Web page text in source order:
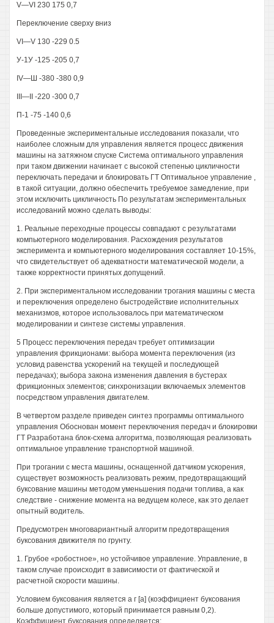
V—VI 230 175 0,7
Переключение сверху вниз
VI—V 130 -229 0.5
У-1У -125 -205 0,7
IV—Ш -380 -380 0,9
III—II -220 -300 0,7
П-1 -75 -140 0,6
Проведенные экспериментальные исследования показали, что
наиболее сложным для управления является процесс движения
машины на затяжном спуске Система оптимального управления
при таком движении начинает с высокой степенью цикличности
переключать передачи и блокировать ГТ Оптимальное управление ,
в такой ситуации, должно обеспечить требуемое замедление, при
этом исключить цикличность По результатам экспериментальных
исследований можно сделать выводы:
1. Реальные переходные процессы совпадают с результатами
компьютерного моделирования. Расхождения результатов
эксперимента и компьютерного моделирования составляет 10-15%,
что свидетельствует об адекватности математической модели, а
также корректности принятых допущений.
2. При экспериментальном исследовании трогания машины с места
и переключения определено быстродействие исполнительных
механизмов, которое использовалось при математическом
моделировании и синтезе системы управления.
5 Процесс переключения передач требует оптимизации
управления фрикционами: выбора момента переключения (из
условид равенства ускорений на текущей и последующей
передачах); выбора закона изменения давления в бустерах
фрикционных элементов; синхронизации включаемых элементов
посредством управления двигателем.
В четвертом разделе приведен синтез программы оптимального
управления Обоснован момент переключения передач и блокировки
ГТ Разработана блок-схема алгоритма, позволяющая реализовать
оптимальное управление транспортной машиной.
При трогании с места машины, оснащенной датчиком ускорения,
существует возможность реализовать режим, предотвращающий
буксование машины методом уменьшения подачи топлива, а как
следствие - снижение момента на ведущем колесе, как это делает
опытный водитель.
Предусмотрен многовариантный алгоритм предотвращения
буксования движителя по грунту.
1. Грубое «робостное», но устойчивое управление. Управление, в
таком случае происходит в зависимости от фактической и
расчетной скорости машины.
Условием буксования является а г [а] (коэффициент буксования
больше допустимого, который принимается равным 0,2).
Коэффициент буксования определяется: